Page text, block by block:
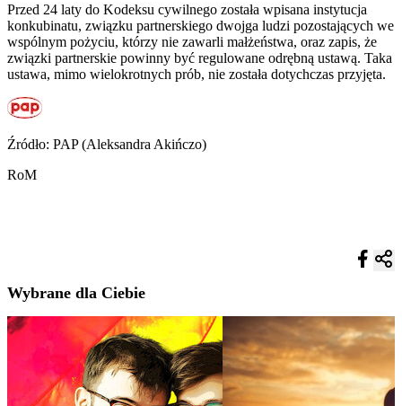
Przed 24 laty do Kodeksu cywilnego została wpisana instytucja
konkubinatu, związku partnerskiego dwojga ludzi pozostających we
wspólnym pożyciu, którzy nie zawarli małżeństwa, oraz zapis, że
związki partnerskie powinny być regulowane odrębną ustawą. Taka
ustawa, mimo wielokrotnych prób, nie została dotychczas przyjęta.
Źródło: PAP (Aleksandra Akińczo)
RoM
Wybrane dla Ciebie